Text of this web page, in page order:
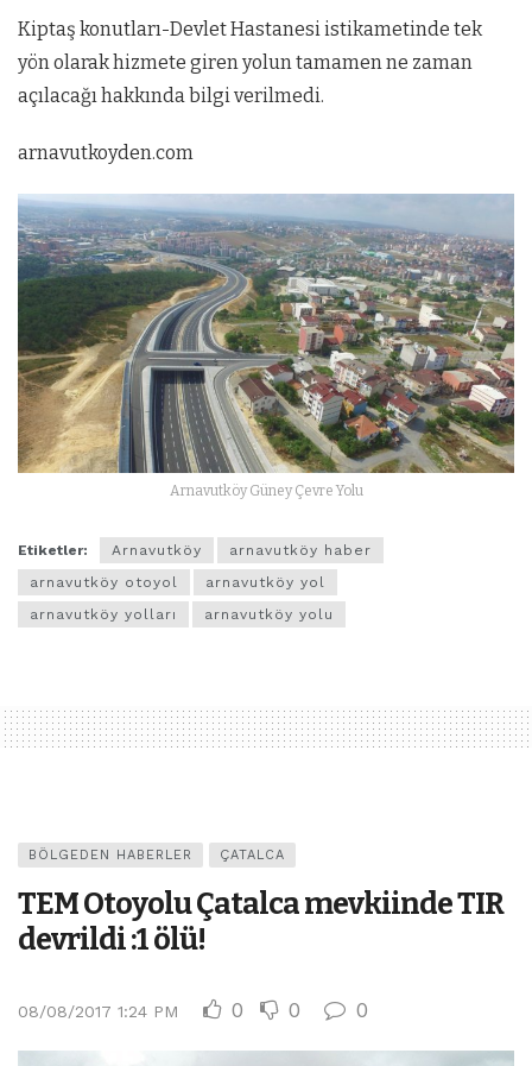
Kiptaş konutları-Devlet Hastanesi istikametinde tek
yön olarak hizmete giren yolun tamamen ne zaman
açılacağı hakkında bilgi verilmedi.
arnavutkoyden.com
Arnavutköy Güney Çevre Yolu
Etiketler: Arnavutköy
arnavutköy haber
arnavutköy otoyol
arnavutköy yol
arnavutköy yolları
arnavutköy yolu
BÖLGEDEN HABERLER ÇATALCA
TEM Otoyolu Çatalca mevkiinde TIR
devrildi :1 ölü!
08/08/2017 1:24 PM 0 0 0